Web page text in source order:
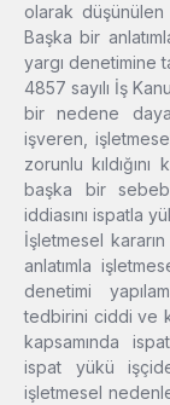
olarak
Başka bir
yargı denetimine
4857 sayılı İş
bir nedene
işveren,
zorunlu
başka bir
iddiasını ispatla
İşletmesel
anlatımla
denetimi
tedbirini ciddi ve
kapsamında
ispat yükü
işletmesel